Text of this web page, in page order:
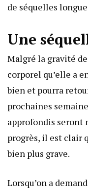
de séquelles
Une
Malgré la gravité
corporel qu’elle a
bien et pourra
prochaines
approfondis seront
progrès, il est clair
bien plus grave.
Lorsqu’on a